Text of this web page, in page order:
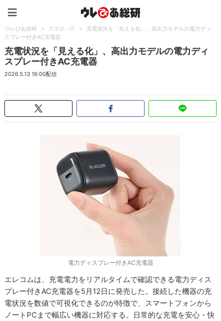
ウレぴあ総研 > スマホ・IT >
充電状況を「見える化」、高出力モデルの電力ディ
スプレー付きAC充電器
充電状況を「見える化」、高出力モデルの電力ディ
スプレー付きAC充電器
2026.5.13 16:00配信
電力ディスプレー付きAC充電器
エレコムは、充電電力をリアルタイムで確認できる電力ディス
プレー付きAC充電器を5月12日に発売した。接続した機器の充
電状況を数値で可視化できるのが特徴で、スマートフォンから
ノートPCまで幅広い機器に対応する。日常的な充電を安心・快